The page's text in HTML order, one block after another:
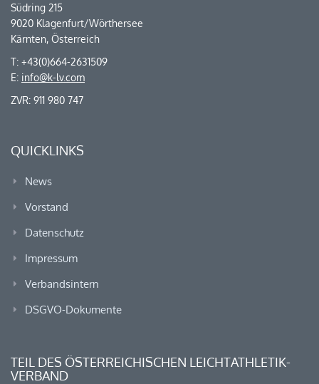
Südring 215
9020 Klagenfurt/Wörthersee
Kärnten, Österreich
T: +43(0)664-2631509
E: info@k-lv.com
ZVR: 911 980 747
QUICKLINKS
News
Vorstand
Datenschutz
Impressum
Verbandsintern
DSGVO-Dokumente
TEIL DES ÖSTERREICHISCHEN LEICHTATHLETIK-
VERBAND